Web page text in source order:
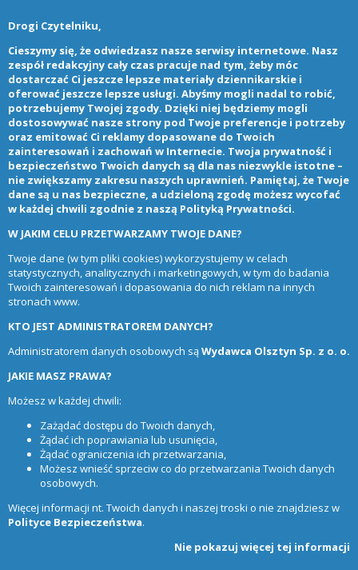
Drogi Czytelniku,
Cieszymy się, że odwiedzasz nasze serwisy internetowe. Nasz
zespół redakcyjny cały czas pracuje nad tym, żeby móc
dostarczać Ci jeszcze lepsze materiały dziennikarskie i
oferować jeszcze lepsze usługi. Abyśmy mogli nadal to robić,
potrzebujemy Twojej zgody. Dzięki niej będziemy mogli
dostosowywać nasze strony pod Twoje preferencje i potrzeby
oraz emitować Ci reklamy dopasowane do Twoich
zainteresowań i zachowań w Internecie. Twoja prywatność i
bezpieczeństwo Twoich danych są dla nas niezwykle istotne –
nie zwiększamy zakresu naszych uprawnień. Pamiętaj, że Twoje
dane są u nas bezpieczne, a udzieloną zgodę możesz wycofać
w każdej chwili zgodnie z naszą Polityką Prywatności.
W JAKIM CELU PRZETWARZAMY TWOJE DANE?
Twoje dane (w tym pliki cookies) wykorzystujemy w celach
statystycznych, analitycznych i marketingowych, w tym do badania
Twoich zainteresowań i dopasowania do nich reklam na innych
stronach www.
KTO JEST ADMINISTRATOREM DANYCH?
Administratorem danych osobowych sąWydawca Olsztyn Sp. z o. o.
JAKIE MASZ PRAWA?
Możesz w każdej chwili:
Zażądać dostępu do Twoich danych,
Żądać ich poprawiania lub usunięcia,
Żądać ograniczenia ich przetwarzania,
Możesz wnieść sprzeciw co do przetwarzania Twoich danych
osobowych.
Więcej informacji nt. Twoich danych i naszej troski o nie znajdziesz w
Polityce Bezpieczeństwa.
Nie pokazuj więcej tej informacji